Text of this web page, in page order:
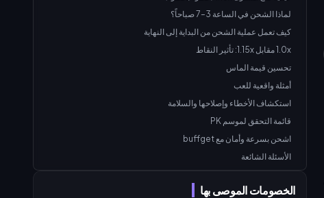
لماذا الشحن في الساعة 3–7 صباحاً؟
كيف تعمل عملية الشحن من البداية إلى النهاية
1.0x مقابل 1.15x: تأثير النقاط
تحسين قيمة الماس
أمثلة واقعية للعب
استكشاف الأخطاء وإصلاحها والسلامة
قائمة التحقق لموسم PK
اشحن بسرعة وأمان مع buffget
الأسئلة الشائعة
الخصومات الموصى بها